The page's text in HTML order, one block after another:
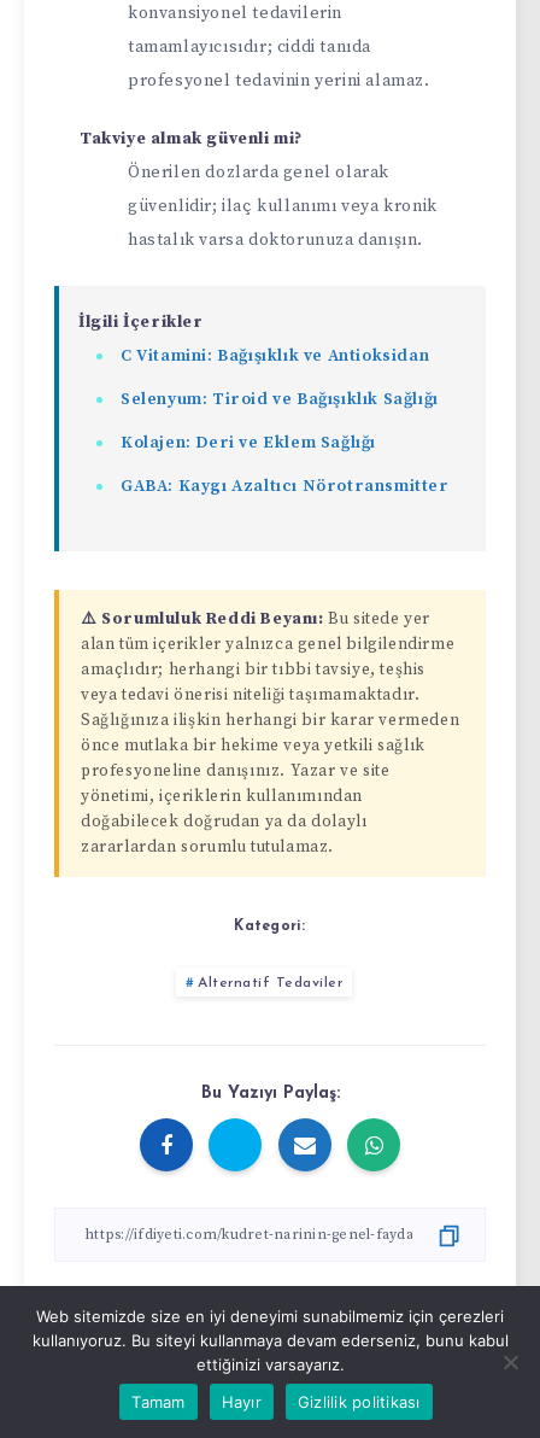
konvansiyonel tedavilerin
tamamlayıcısıdır; ciddi tanıda
profesyonel tedavinin yerini alamaz.
Takviye almak güvenli mi?
Önerilen dozlarda genel olarak
güvenlidir; ilaç kullanımı veya kronik
hastalık varsa doktorunuza danışın.
İlgili İçerikler
C Vitamini: Bağışıklık ve Antioksidan
Selenyum: Tiroid ve Bağışıklık Sağlığı
Kolajen: Deri ve Eklem Sağlığı
GABA: Kaygı Azaltıcı Nörotransmitter
⚠️ Sorumluluk Reddi Beyanı: Bu sitede yer
alan tüm içerikler yalnızca genel bilgilendirme
amaçlıdır; herhangi bir tıbbi tavsiye, teşhis
veya tedavi önerisi niteliği taşımamaktadır.
Sağlığınıza ilişkin herhangi bir karar vermeden
önce mutlaka bir hekime veya yetkili sağlık
profesyoneline danışınız. Yazar ve site
yönetimi, içeriklerin kullanımından
doğabilecek doğrudan ya da dolaylı
zararlardan sorumlu tutulamaz.
Kategori:
Alternatif Tedaviler
Bu Yazıyı Paylaş:
Web sitemizde size en iyi deneyimi sunabilmemiz için çerezleri
kullanıyoruz. Bu siteyi kullanmaya devam ederseniz, bunu kabul
ettiğinizi varsayarız.
Tamam
Hayır Gizlilik politikası